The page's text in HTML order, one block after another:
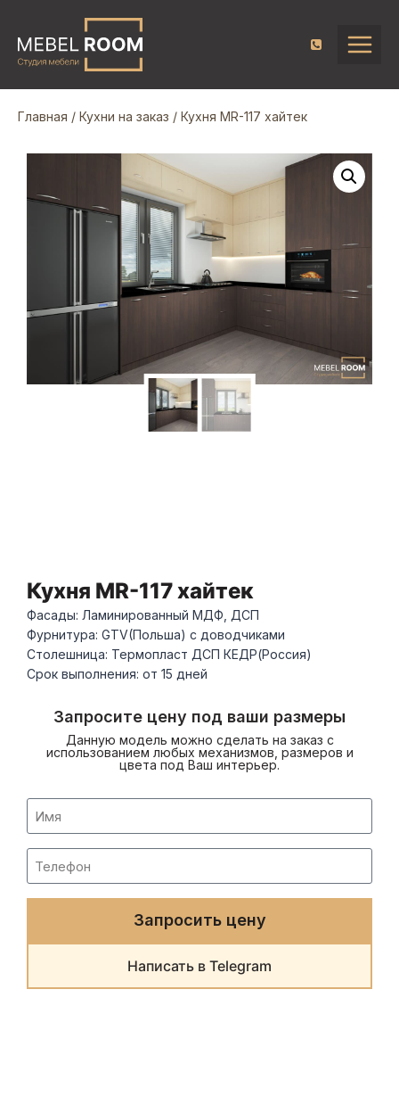
Главная / Кухни на заказ / Кухня MR-117 хайтек
Кухня MR-117 хайтек
Фасады: Ламинированный МДФ, ДСП
Фурнитура: GTV(Польша) с доводчиками
Столешница: Термопласт ДСП КЕДР(Россия)
Срок выполнения: от 15 дней
Запросите цену под ваши размеры
Данную модель можно сделать на заказ с
использованием любых механизмов, размеров и
цвета под Ваш интерьер.
Запросить цену
Написать в Telegram